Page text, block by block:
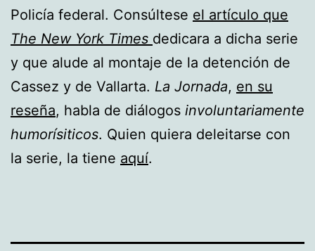
Policía federal. Consúltese el artículo que
The New York Times dedicara a dicha serie
y que alude al montaje de la detención de
Cassez y de Vallarta. La Jornada, en su
reseña, habla de diálogos involuntariamente
humorísiticos. Quien quiera deleitarse con
la serie, la tiene aquí.